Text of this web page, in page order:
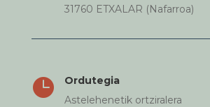
31760 ETXALAR (Nafarroa)

Ordutegia
Astelehenetik ortziralera